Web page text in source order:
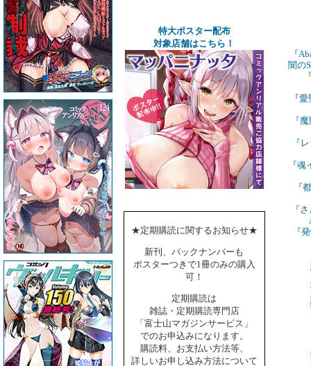
特大ポスター配布
対象店舗はこちら！
★定期購読に関するお知らせ★
新刊、バックナンバーも
ポスターつきで1冊のみの購入
可！
定期購読は
雑誌・定期購読専門店
「富士山マガジンサービス」
でのお申込みになります。
購読料、お支払い方法等、
詳しいお申し込み方法について
『
闇の
『愛
『
『
『魂
『
『
『